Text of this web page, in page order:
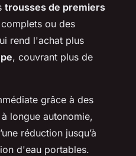
trousses de premiers
ou des
rend l'achat plus
, couvrant plus de
grâce à des
longue autonomie,
réduction jusqu’à
d'eau portables.